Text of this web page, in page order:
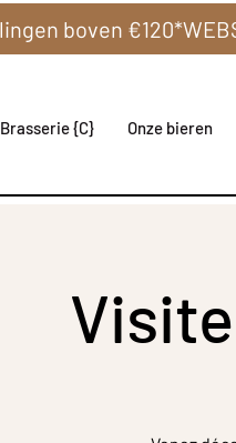
Brasserie {C} Onze bieren